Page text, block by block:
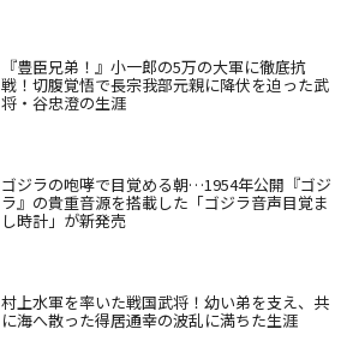
『豊臣兄弟！』小一郎の5万の大軍に徹底抗
戦！切腹覚悟で長宗我部元親に降伏を迫った武
将・谷忠澄の生涯
ゴジラの咆哮で目覚める朝…1954年公開『ゴジ
ラ』の貴重音源を搭載した「ゴジラ音声目覚ま
し時計」が新発売
村上水軍を率いた戦国武将！幼い弟を支え、共
に海へ散った得居通幸の波乱に満ちた生涯